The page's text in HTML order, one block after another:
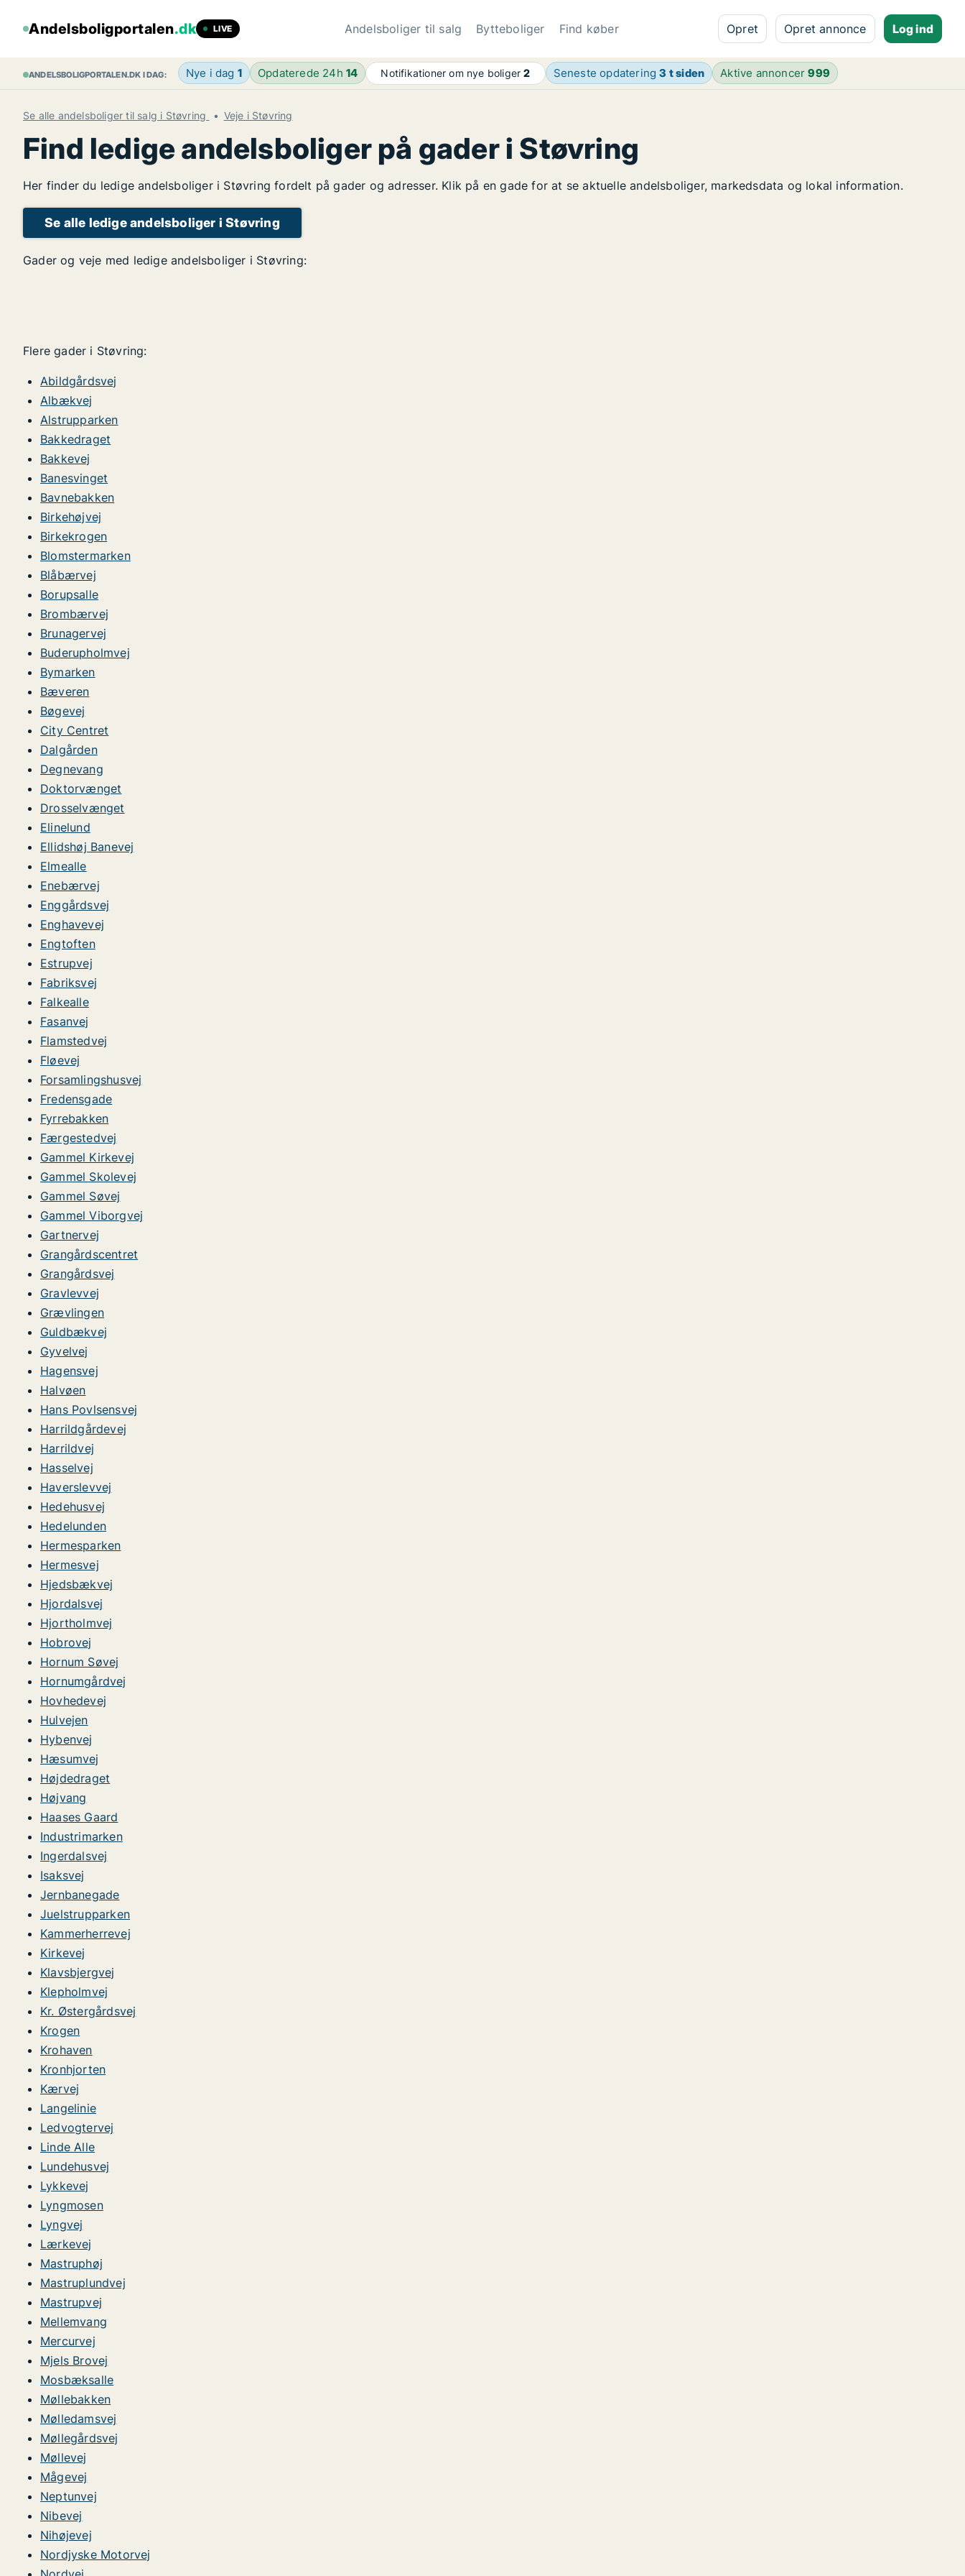
Andelsboligportalen.dk LIVE Andelsboliger til salg Bytteboliger Find køber Opret Opret annonce Log ind
ANDELSBOLIGPORTALEN.DK I DAG: Nye i dag 1 Opdaterede 24h14 Notifikationer om nye boliger2 Seneste opdatering3 t siden Aktive annoncer999
Se alle andelsboliger til salg i Støvring Veje i Støvring
Find ledige andelsboliger på gader i Støvring
Her finder du ledige andelsboliger i Støvring fordelt på gader og adresser. Klik på en gade for at se aktuelle andelsboliger, markedsdata og lokal information.
Se alle ledige andelsboliger i Støvring
Gader og veje med ledige andelsboliger i Støvring:
Flere gader i Støvring:
Abildgårdsvej
Albækvej
Alstrupparken
Bakkedraget
Bakkevej
Banesvinget
Bavnebakken
Birkehøjvej
Birkekrogen
Blomstermarken
Blåbærvej
Borupsalle
Brombærvej
Brunagervej
Buderupholmvej
Bymarken
Bæveren
Bøgevej
City Centret
Dalgården
Degnevang
Doktorvænget
Drosselvænget
Elinelund
Ellidshøj Banevej
Elmealle
Enebærvej
Enggårdsvej
Enghavevej
Engtoften
Estrupvej
Fabriksvej
Falkealle
Fasanvej
Flamstedvej
Fløevej
Forsamlingshusvej
Fredensgade
Fyrrebakken
Færgestedvej
Gammel Kirkevej
Gammel Skolevej
Gammel Søvej
Gammel Viborgvej
Gartnervej
Grangårdscentret
Grangårdsvej
Gravlevvej
Grævlingen
Guldbækvej
Gyvelvej
Hagensvej
Halvøen
Hans Povlsensvej
Harrildgårdevej
Harrildvej
Hasselvej
Haverslevvej
Hedehusvej
Hedelunden
Hermesparken
Hermesvej
Hjedsbækvej
Hjordalsvej
Hjortholmvej
Hobrovej
Hornum Søvej
Hornumgårdvej
Hovhedevej
Hulvejen
Hybenvej
Hæsumvej
Højdedraget
Højvang
Haases Gaard
Industrimarken
Ingerdalsvej
Isaksvej
Jernbanegade
Juelstrupparken
Kammerherrevej
Kirkevej
Klavsbjergvej
Klepholmvej
Kr. Østergårdsvej
Krogen
Krohaven
Kronhjorten
Kærvej
Langelinie
Ledvogtervej
Linde Alle
Lundehusvej
Lykkevej
Lyngmosen
Lyngvej
Lærkevej
Mastruphøj
Mastruplundvej
Mastrupvej
Mellemvang
Mercurvej
Mjels Brovej
Mosbæksalle
Møllebakken
Mølledamsvej
Møllegårdsvej
Møllevej
Mågevej
Neptunvej
Nibevej
Nihøjevej
Nordjyske Motorvej